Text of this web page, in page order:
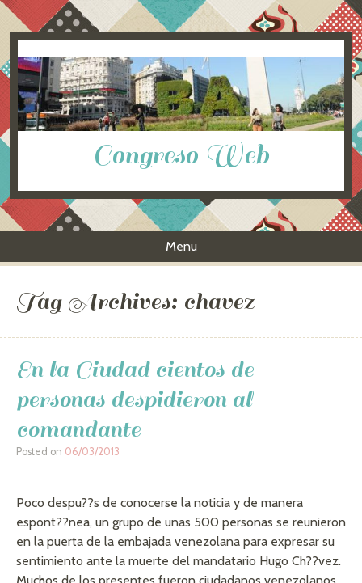
Congreso Web
Menu
Tag Archives: chavez
En la Ciudad cientos de
personas despidieron al
comandante
Posted on 06/03/2013
Poco despu??s de conocerse la noticia y de manera
espont??nea, un grupo de unas 500 personas se reunieron
en la puerta de la embajada venezolana para expresar su
sentimiento ante la muerte del mandatario Hugo Ch??vez.